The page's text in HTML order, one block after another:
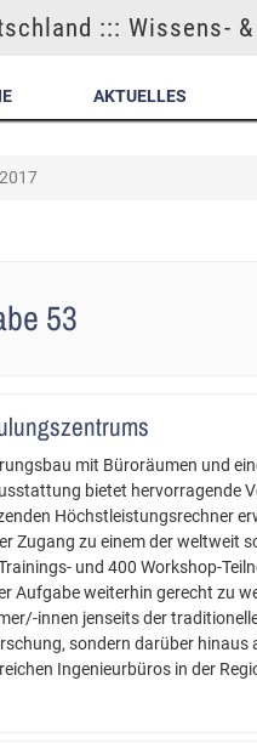
::: Wissens-
AKTUELLES
53
mit Büroräumen und
bietet hervorragende
Höchstleistungsrechner
Zugang zu einem der weltweit
und 400 Workshop-
Aufgabe weiterhin gerecht zu
innen jenseits der
sondern darüber
Ingenieurbüros in der